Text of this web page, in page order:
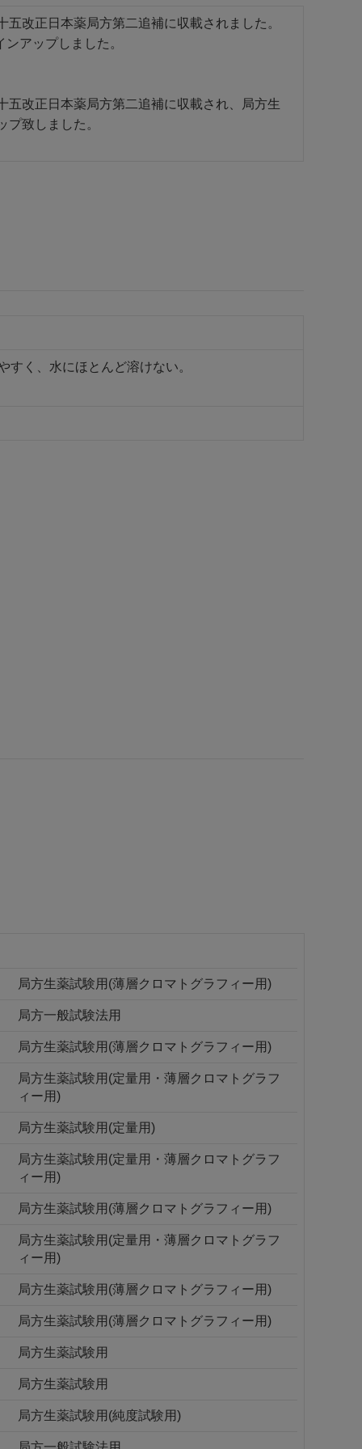
改正日本薬局方第二追補に収載されました。
アップしました。
改正日本薬局方第二追補に収載され、局方生
致しました。
すく、水にほとんど溶けない。
局方生薬試験用(薄層クロマトグラフィー用)
局方一般試験法用
局方生薬試験用(薄層クロマトグラフィー用)
局方生薬試験用(定量用・薄層クロマトグラフ
ィー用)
局方生薬試験用(定量用)
局方生薬試験用(定量用・薄層クロマトグラフ
ィー用)
局方生薬試験用(薄層クロマトグラフィー用)
局方生薬試験用(定量用・薄層クロマトグラフ
ィー用)
局方生薬試験用(薄層クロマトグラフィー用)
局方生薬試験用(薄層クロマトグラフィー用)
局方生薬試験用
局方生薬試験用
局方生薬試験用(純度試験用)